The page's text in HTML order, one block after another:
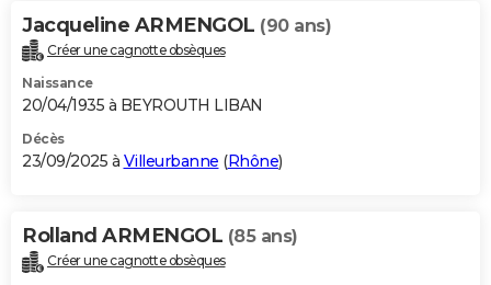
Jacqueline ARMENGOL (90 ans)
Créer une cagnotte obsèques
Naissance
20/04/1935 à BEYROUTH LIBAN
Décès
23/09/2025 à Villeurbanne (Rhône)
Rolland ARMENGOL (85 ans)
Créer une cagnotte obsèques